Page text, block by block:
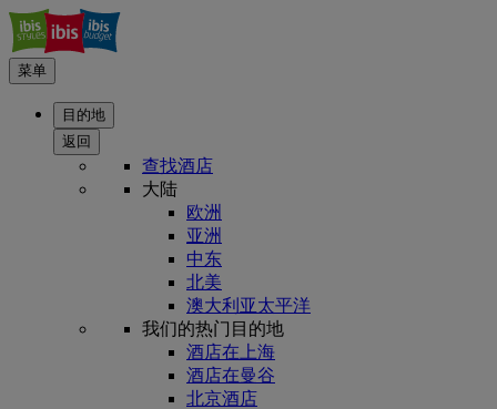
菜单
目的地
返回
查找酒店
大陆
欧洲
亚洲
中东
北美
澳大利亚太平洋
我们的热门目的地
酒店在上海
酒店在曼谷
北京酒店